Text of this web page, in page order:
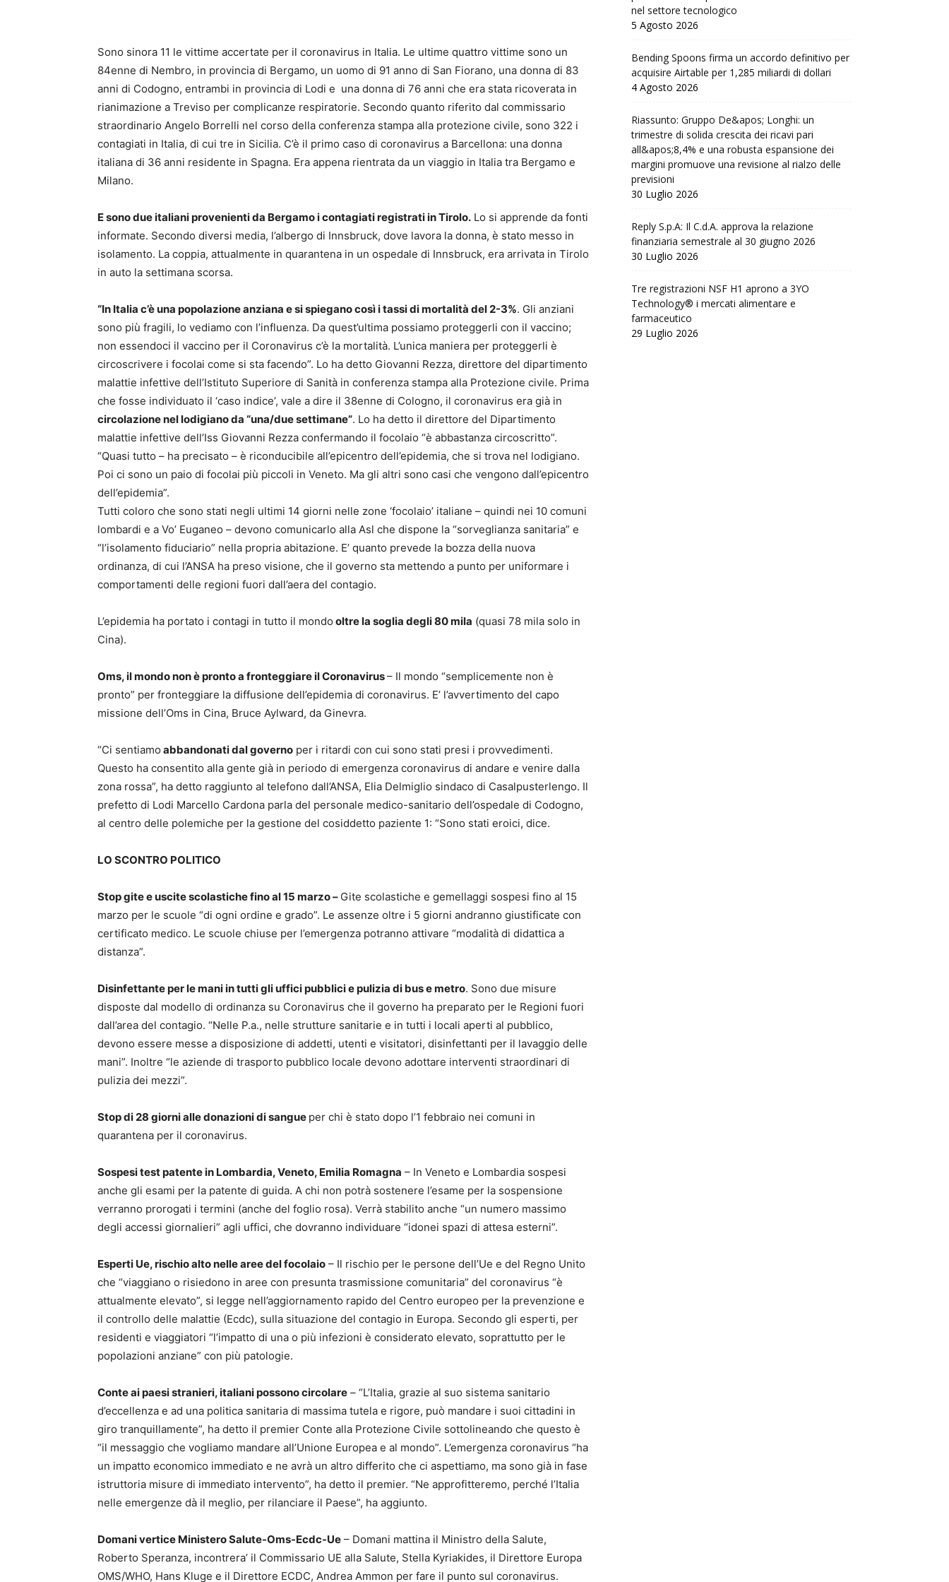
Sono sinora 11 le vittime accertate per il coronavirus in Italia. Le ultime quattro vittime sono un
84enne di Nembro, in provincia di Bergamo, un uomo di 91 anno di San Fiorano, una donna di 83
anni di Codogno, entrambi in provincia di Lodi e una donna di 76 anni che era stata ricoverata in
rianimazione a Treviso per complicanze respiratorie. Secondo quanto riferito dal commissario
straordinario Angelo Borrelli nel corso della conferenza stampa alla protezione civile, sono 322 i
contagiati in Italia, di cui tre in Sicilia. C’è il primo caso di coronavirus a Barcellona: una donna
italiana di 36 anni residente in Spagna. Era appena rientrata da un viaggio in Italia tra Bergamo e
Milano.
E sono due italiani provenienti da Bergamo i contagiati registrati in Tirolo. Lo si apprende da fonti
informate. Secondo diversi media, l’albergo di Innsbruck, dove lavora la donna, è stato messo in
isolamento. La coppia, attualmente in quarantena in un ospedale di Innsbruck, era arrivata in Tirolo
in auto la settimana scorsa.
“In Italia c’è una popolazione anziana e si spiegano così i tassi di mortalità del 2-3%. Gli anziani
sono più fragili, lo vediamo con l’influenza. Da quest’ultima possiamo proteggerli con il vaccino;
non essendoci il vaccino per il Coronavirus c’è la mortalità. L’unica maniera per proteggerli è
circoscrivere i focolai come si sta facendo”. Lo ha detto Giovanni Rezza, direttore del dipartimento
malattie infettive dell’Istituto Superiore di Sanità in conferenza stampa alla Protezione civile. Prima
che fosse individuato il ‘caso indice’, vale a dire il 38enne di Cologno, il coronavirus era già in
circolazione nel lodigiano da “una/due settimane”. Lo ha detto il direttore del Dipartimento
malattie infettive dell’Iss Giovanni Rezza confermando il focolaio “è abbastanza circoscritto”.
“Quasi tutto – ha precisato – è riconducibile all’epicentro dell’epidemia, che si trova nel lodigiano.
Poi ci sono un paio di focolai più piccoli in Veneto. Ma gli altri sono casi che vengono dall’epicentro
dell’epidemia”.
Tutti coloro che sono stati negli ultimi 14 giorni nelle zone ‘focolaio’ italiane – quindi nei 10 comuni
lombardi e a Vo’ Euganeo – devono comunicarlo alla Asl che dispone la “sorveglianza sanitaria” e
“l’isolamento fiduciario” nella propria abitazione. E’ quanto prevede la bozza della nuova
ordinanza, di cui l’ANSA ha preso visione, che il governo sta mettendo a punto per uniformare i
comportamenti delle regioni fuori dall’aera del contagio.
L’epidemia ha portato i contagi in tutto il mondo oltre la soglia degli 80 mila (quasi 78 mila solo in
Cina).
Oms, il mondo non è pronto a fronteggiare il Coronavirus– Il mondo “semplicemente non è
pronto” per fronteggiare la diffusione dell’epidemia di coronavirus. E’ l’avvertimento del capo
missione dell’Oms in Cina, Bruce Aylward, da Ginevra.
“Ci sentiamo abbandonati dal governo per i ritardi con cui sono stati presi i provvedimenti.
Questo ha consentito alla gente già in periodo di emergenza coronavirus di andare e venire dalla
zona rossa”, ha detto raggiunto al telefono dall’ANSA, Elia Delmiglio sindaco di Casalpusterlengo. Il
prefetto di Lodi Marcello Cardona parla del personale medico-sanitario dell’ospedale di Codogno,
al centro delle polemiche per la gestione del cosiddetto paziente 1: “Sono stati eroici, dice.
LO SCONTRO POLITICO
Stop gite e uscite scolastiche fino al 15 marzo – Gite scolastiche e gemellaggi sospesi fino al 15
marzo per le scuole “di ogni ordine e grado”. Le assenze oltre i 5 giorni andranno giustificate con
certificato medico. Le scuole chiuse per l’emergenza potranno attivare “modalità di didattica a
distanza”.
Disinfettante per le mani in tutti gli uffici pubblici e pulizia di bus e metro. Sono due misure
disposte dal modello di ordinanza su Coronavirus che il governo ha preparato per le Regioni fuori
dall’area del contagio. “Nelle P.a., nelle strutture sanitarie e in tutti i locali aperti al pubblico,
devono essere messe a disposizione di addetti, utenti e visitatori, disinfettanti per il lavaggio delle
mani”. Inoltre “le aziende di trasporto pubblico locale devono adottare interventi straordinari di
pulizia dei mezzi”.
Stop di 28 giorni alle donazioni di sangue per chi è stato dopo l’1 febbraio nei comuni in
quarantena per il coronavirus.
Sospesi test patente in Lombardia, Veneto, Emilia Romagna – In Veneto e Lombardia sospesi
anche gli esami per la patente di guida. A chi non potrà sostenere l’esame per la sospensione
verranno prorogati i termini (anche del foglio rosa). Verrà stabilito anche “un numero massimo
degli accessi giornalieri” agli uffici, che dovranno individuare “idonei spazi di attesa esterni”.
Esperti Ue, rischio alto nelle aree del focolaio – Il rischio per le persone dell’Ue e del Regno Unito
che “viaggiano o risiedono in aree con presunta trasmissione comunitaria” del coronavirus “è
attualmente elevato”, si legge nell’aggiornamento rapido del Centro europeo per la prevenzione e
il controllo delle malattie (Ecdc), sulla situazione del contagio in Europa. Secondo gli esperti, per
residenti e viaggiatori “l’impatto di una o più infezioni è considerato elevato, soprattutto per le
popolazioni anziane” con più patologie.
Conte ai paesi stranieri, italiani possono circolare – “L’Italia, grazie al suo sistema sanitario
d’eccellenza e ad una politica sanitaria di massima tutela e rigore, può mandare i suoi cittadini in
giro tranquillamente”, ha detto il premier Conte alla Protezione Civile sottolineando che questo è
“il messaggio che vogliamo mandare all’Unione Europea e al mondo”. L’emergenza coronavirus “ha
un impatto economico immediato e ne avrà un altro differito che ci aspettiamo, ma sono già in fase
istruttoria misure di immediato intervento”, ha detto il premier. “Ne approfitteremo, perché l’Italia
nelle emergenze dà il meglio, per rilanciare il Paese”, ha aggiunto.
Domani vertice Ministero Salute-Oms-Ecdc-Ue – Domani mattina il Ministro della Salute,
Roberto Speranza, incontrera’ il Commissario UE alla Salute, Stella Kyriakides, il Direttore Europa
OMS/WHO, Hans Kluge e il Direttore ECDC, Andrea Ammon per fare il punto sul coronavirus.
nel settore tecnologico
5 Agosto 2026
Bending Spoons firma un accordo definitivo per
acquisire Airtable per 1,285 miliardi di dollari
4 Agosto 2026
Riassunto: Gruppo De&apos; Longhi: un
trimestre di solida crescita dei ricavi pari
all&apos;8,4% e una robusta espansione dei
margini promuove una revisione al rialzo delle
previsioni
30 Luglio 2026
Reply S.p.A: Il C.d.A. approva la relazione
finanziaria semestrale al 30 giugno 2026
30 Luglio 2026
Tre registrazioni NSF H1 aprono a 3YO
Technology® i mercati alimentare e
farmaceutico
29 Luglio 2026